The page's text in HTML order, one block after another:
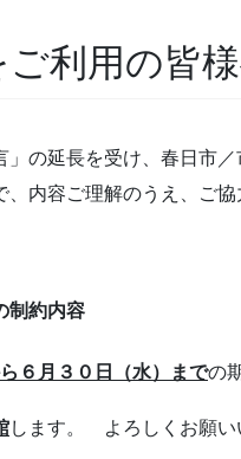
利用の皆
」の延長を受け、春日市
内容ご理解のうえ、ご協
制約内容
６月３０日（水）までの
します。 よろしくお願い